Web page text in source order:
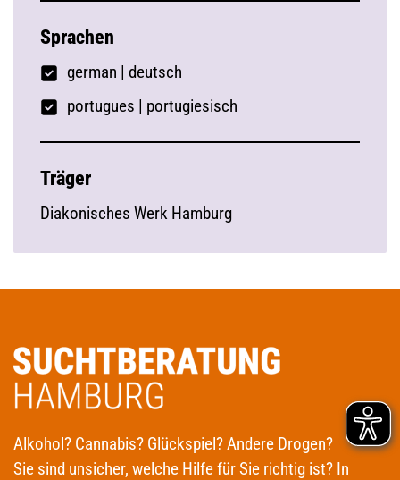
Sprachen
german | deutsch
portugues | portugiesisch
Träger
Diakonisches Werk Hamburg
Alkohol? Cannabis? Glückspiel? Andere Drogen?
Sie sind unsicher, welche Hilfe für Sie richtig ist? In